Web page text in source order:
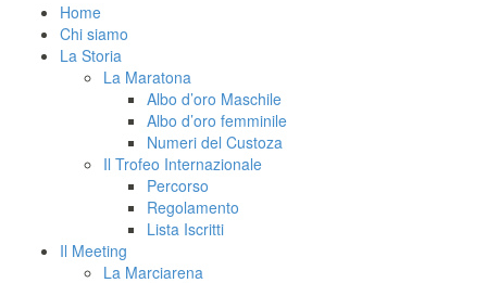
Home
Chi siamo
La Storia
La Maratona
Albo d’oro Maschile
Albo d’oro femminile
Numeri del Custoza
Il Trofeo Internazionale
Percorso
Regolamento
Lista Iscritti
Il Meeting
La Marciarena